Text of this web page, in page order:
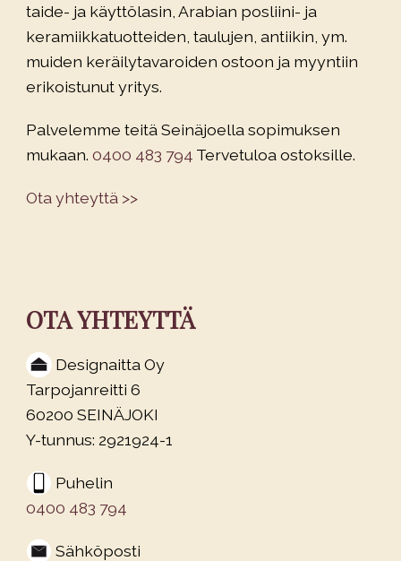
taide- ja käyttölasin, Arabian posliini- ja
keramiikkatuotteiden, taulujen, antiikin, ym.
muiden keräilytavaroiden ostoon ja myyntiin
erikoistunut yritys.
Palvelemme teitä Seinäjoella sopimuksen
mukaan. 0400 483 794 Tervetuloa ostoksille.
Ota yhteyttä >>
OTA YHTEYTTÄ
Designaitta Oy
Tarpojanreitti 6
60200 SEINÄJOKI
Y-tunnus: 2921924-1
Puhelin
0400 483 794
Sähköposti